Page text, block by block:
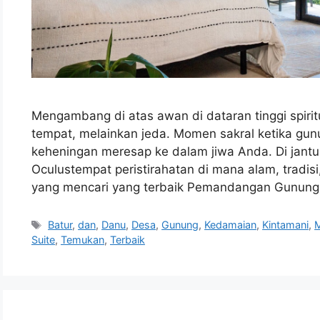
Mengambang di atas awan di dataran tinggi
tempat, melainkan jeda. Momen sakral ketika
keheningan meresap ke dalam jiwa Anda. Di
Oculustempat peristirahatan di mana alam,
yang mencari yang terbaik Pemandangan
Tags
Batur,dan, Danu, Desa, Gunung, Kedamaian, Kintamani,
Suite, Temukan, Terbaik